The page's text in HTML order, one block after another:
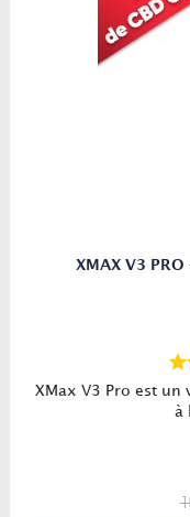
XMAX V3
XMax V3 Pro est un
à